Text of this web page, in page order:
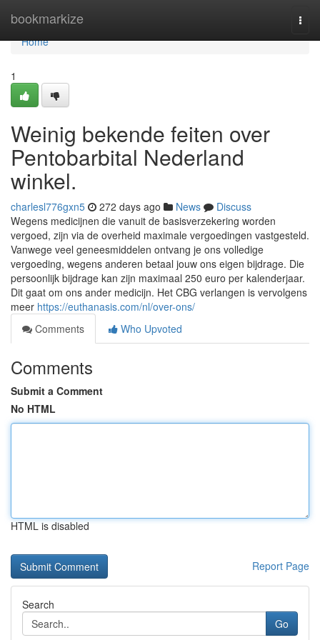
bookmarkize
Home
Home
1
Weinig bekende feiten over
Pentobarbital Nederland
winkel.
charlesl776gxn5 272 days ago News
Discuss
Wegens medicijnen die vanuit de basisverzekering worden
vergoed, zijn via de overheid maximale vergoedingen vastgesteld.
Vanwege veel geneesmiddelen ontvang je ons volledige
vergoeding, wegens anderen betaal jouw ons eigen bijdrage. Die
persoonlijk bijdrage kan zijn maximaal 250 euro per kalenderjaar.
Dit gaat om ons ander medicijn. Het CBG verlangen is vervolgens
meer https://euthanasis.com/nl/over-ons/
Comments
Who Upvoted
Comments
Submit a Comment
No HTML
HTML is disabled
Report Page
Search
Go